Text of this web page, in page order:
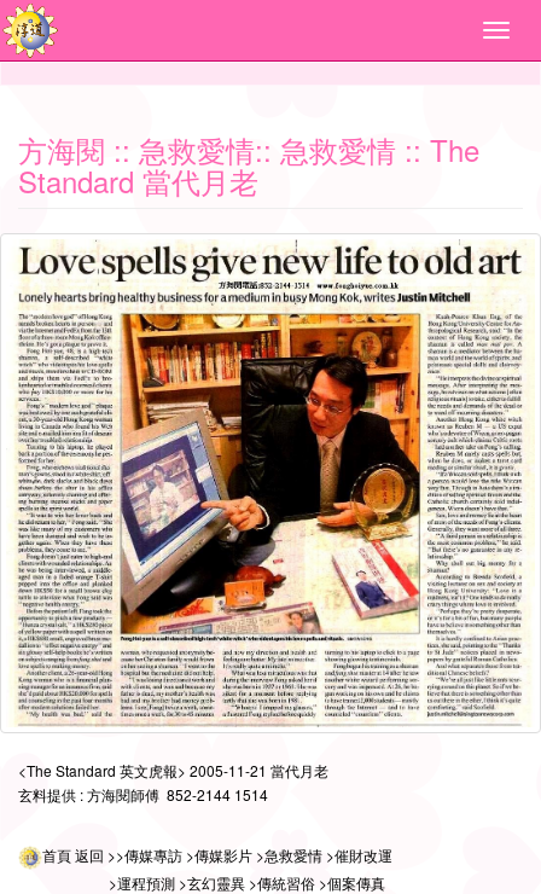
方海閱 :: 急救愛情:: 急救愛情 :: The
Standard 當代月老
<The Standard 英文虎報> 2005-11-21 當代月老
玄料提供 : 方海閱師傅 852-2144 1514
首頁返回 >>傳媒專訪 >傳媒影片 >急救愛情 >催財改運
>運程預測 >玄幻靈異 >傳統習俗 >個案傳真